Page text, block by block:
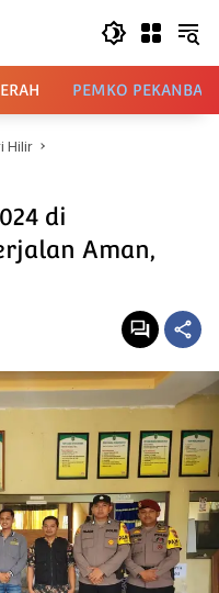
PEMKO
Hilir
di
Aman,